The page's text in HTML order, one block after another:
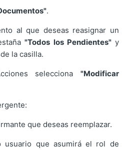
.
al que deseas reasignar un
"Todos los Pendientes" y
la casilla.
selecciona "Modificar
que deseas reemplazar.
usuario que asumirá el rol de